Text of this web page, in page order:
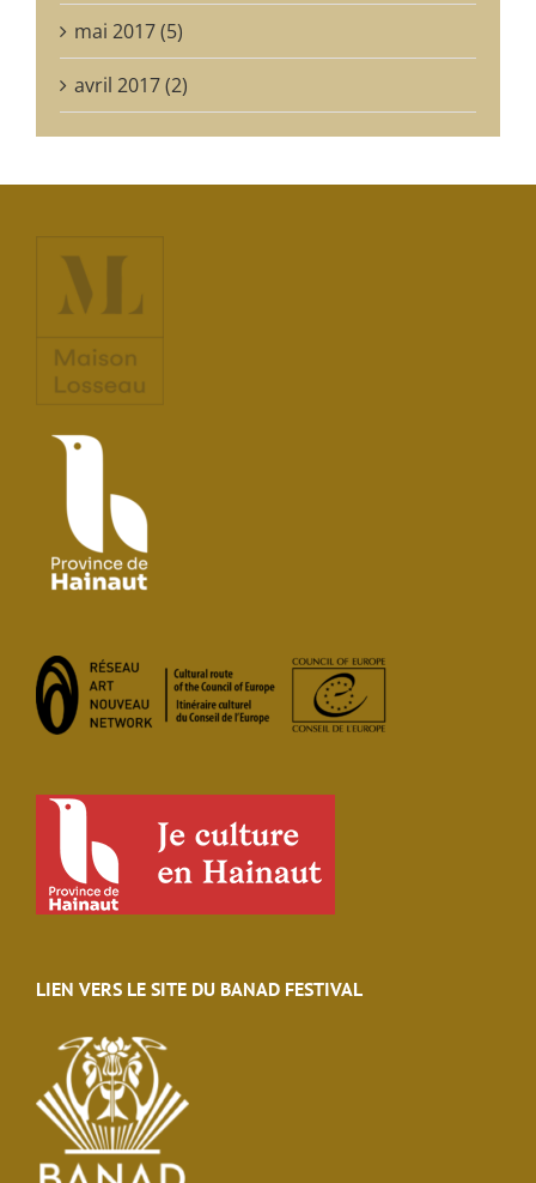
mai 2017 (5)
avril 2017 (2)
LIEN VERS LE SITE DU BANAD FESTIVAL